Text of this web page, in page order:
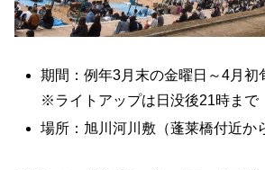
期間：例年3月末の金曜日～4月初
※ライトアップは日没後21時まで
場所：旭川河川敷（蓬莱橋付近か